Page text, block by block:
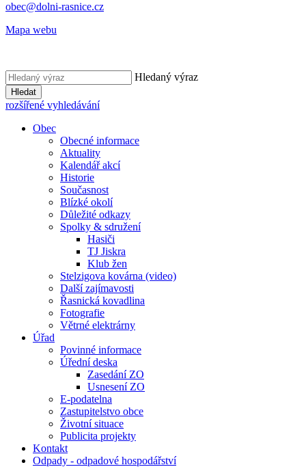
obec@dolni-rasnice.cz
Mapa webu
Hledaný výraz
Hledat
rozšířené vyhledávání
Obec
Obecné informace
Aktuality
Kalendář akcí
Historie
Současnost
Blízké okolí
Důležité odkazy
Spolky & sdružení
Hasiči
TJ Jiskra
Klub žen
Stelzigova kovárna (video)
Další zajímavosti
Řasnická kovadlina
Fotografie
Větrné elektrárny
Úřad
Povinné informace
Úřední deska
Zasedání ZO
Usnesení ZO
E-podatelna
Zastupitelstvo obce
Životní situace
Publicita projekty
Kontakt
Odpady - odpadové hospodářství